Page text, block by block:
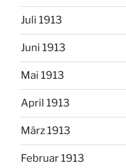
Juli 1913
Juni 1913
Mai 1913
April 1913
März 1913
Februar 1913